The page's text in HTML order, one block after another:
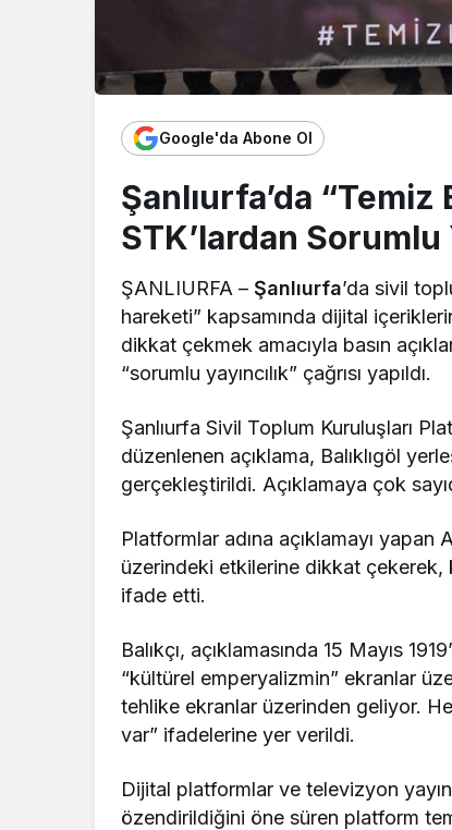
Google'da Abone Ol
Şanlıurfa’da “Temiz
STK’lardan Sorumlu
ŞANLIURFA – Şanlıurfa’da sivil
hareketi” kapsamında dijital
dikkat çekmek amacıyla basın
“sorumlu yayıncılık” çağrısı yapıldı.
Şanlıurfa Sivil Toplum Kuruluşları
düzenlenen açıklama, Balıklıgöl
gerçekleştirildi. Açıklamaya çok
Platformlar adına açıklamayı yapan
üzerindeki etkilerine dikkat çekerek,
ifade etti.
Balıkçı, açıklamasında 15 Mayıs
“kültürel emperyalizmin” ekranlar
tehlike ekranlar üzerinden geliyor.
var” ifadelerine yer verildi.
Dijital platformlar ve televizyon
özendirildiğini öne süren platform